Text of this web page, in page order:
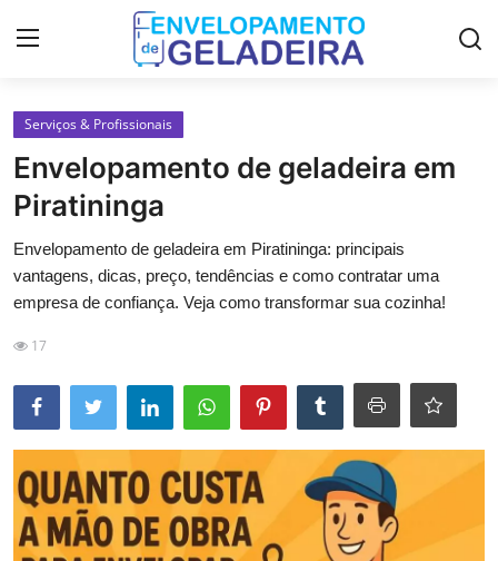
Login
Curso de Envelopamento de
Geladeira
Galeria
Serviços & Profissionais
Envelopamento de geladeira em
Piratininga
Envelopamento de geladeira em Piratininga: principais
vantagens, dicas, preço, tendências e como contratar uma
empresa de confiança. Veja como transformar sua cozinha!
17